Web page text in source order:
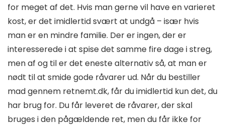
for meget af det. Hvis man gerne vil have en varieret
kost, er det imidlertid svært at undgå – især hvis
man er en mindre familie. Der er ingen, der er
interesserede i at spise det samme fire dage i streg,
men af og til er det eneste alternativ så, at man er
nødt til at smide gode råvarer ud. Når du bestiller
mad gennem retnemt.dk, får du imidlertid kun det, du
har brug for. Du får leveret de råvarer, der skal
bruges i den pågældende ret, men du får ikke for